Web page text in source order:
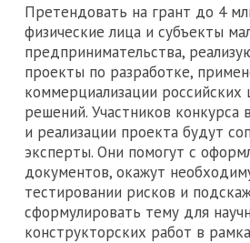
Претендовать на грант до 4
физические лица и субъекты
предпринимательства,
проекты по разработке,
коммерциализации
решений. Участников конкурса
и реализации проекта будут
эксперты. Они помогут с
документов, окажут
тестировании рисков и
сформулировать тему для
конструкторских работ в